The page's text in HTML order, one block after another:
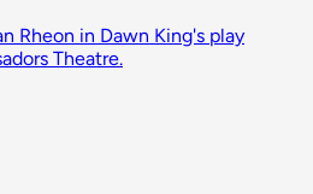
Rheon in Dawn King's play
Theatre.